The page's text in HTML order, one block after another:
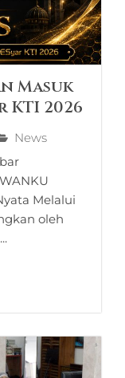
Masuk
KTI 2026
News
Melalui
oleh